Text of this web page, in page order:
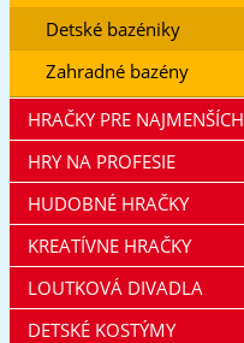
Detské bazéniky
Zahradné bazény
HRAČKY PRE NAJMENŠÍCH
HRY NA PROFESIE
HUDOBNÉ HRAČKY
KREATÍVNE HRAČKY
LOUTKOVÁ DIVADLA
DETSKÉ KOSTÝMY